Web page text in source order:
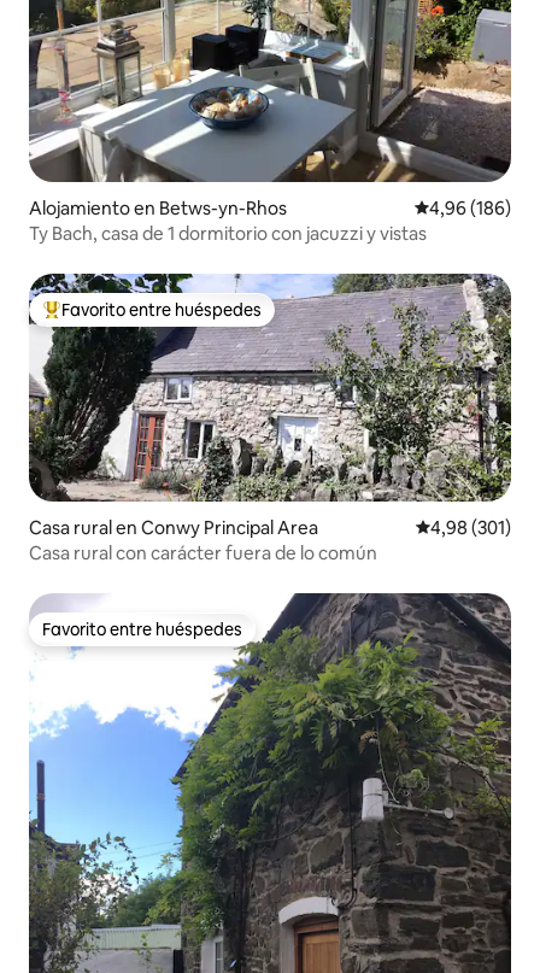
Alojamiento en Betws-yn-Rhos Calificación
4,96 (186)
Ty Bach, casa de 1 dormitorio con jacuzzi y vistas
Favorito entre los huéspedes más destacados
Favorito entre huéspedes
Casa rural en Conwy Principal Area Calificación
4,98 (301)
Casa rural con carácter fuera de lo común
Favorito entre huéspedes
Favorito entre huéspedes